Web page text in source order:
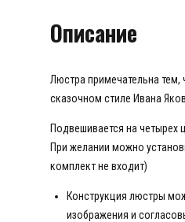
Описание
Люстра примечательна тем,
сказочном стиле Ивана
Подвешивается на четырех
При желании можно
комплект не входит)
Конструкция люстры
изображения и